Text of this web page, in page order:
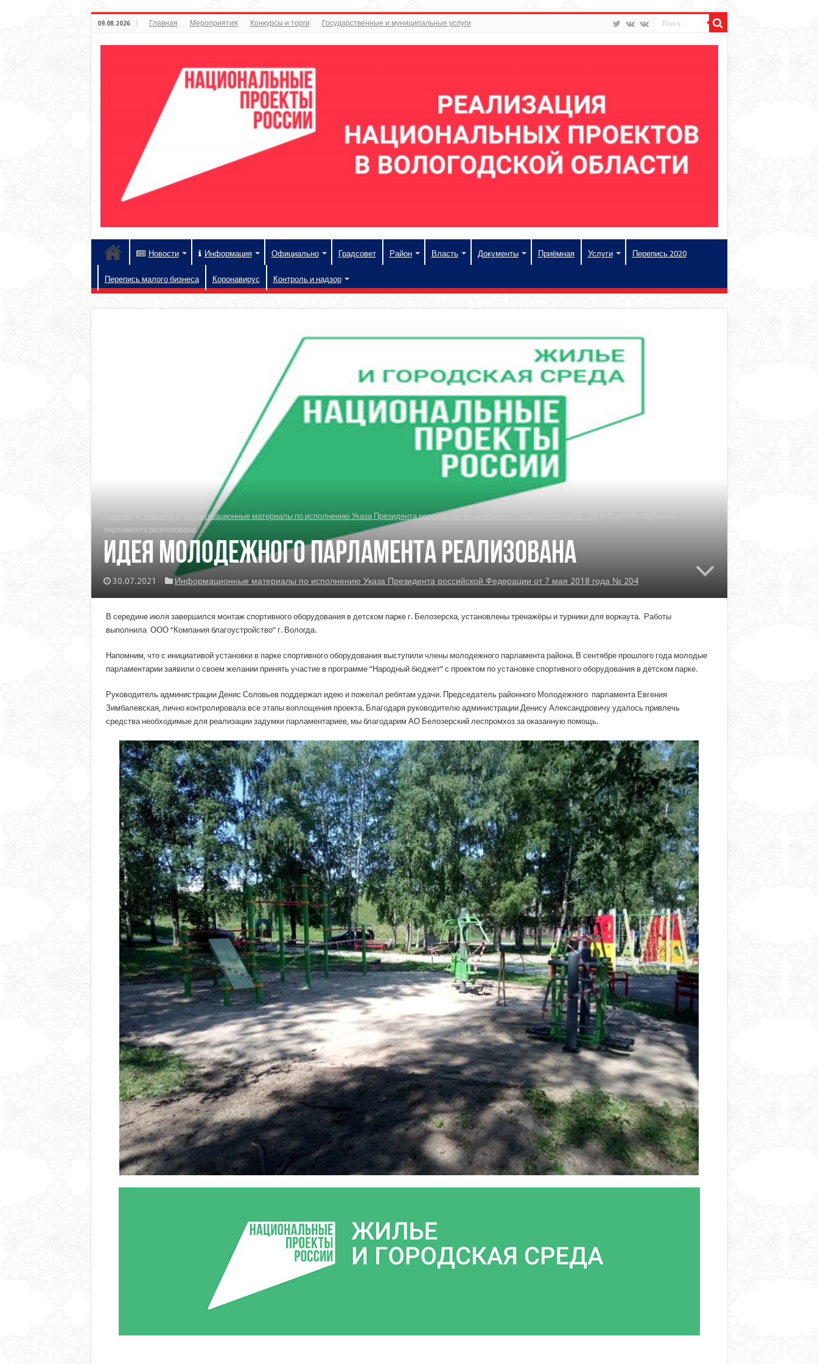
09.08.2026 Главная Мероприятия Конкурсы и торги Государственные и муниципальные услуги
Новости Информация Официально Градсовет Район Власть Документы Приёмная Услуги Перепись 2020
Перепись малого бизнеса Коронавирус Контроль и надзор
Информационные материалы по исполнению Указа Президента российской Федерации от 7 мая 2018 года № 204
парламента реализована
Идея Молодежного парламента реализована
30.07.2021 Информационные материалы по исполнению Указа Президента российской Федерации от 7 мая 2018 года № 204
В середине июля завершился монтаж спортивного оборудования в детском парке г. Белозерска, установлены тренажёры и турники для воркаута. Работы
выполнила ООО “Компания благоустройство” г. Вологда.
Напомним, что с инициативой установки в парке спортивного оборудования выступили члены молодежного парламента района. В сентябре прошлого года молодые
парламентарии заявили о своем желании принять участие в программе “Народный бюджет” с проектом по установке спортивного оборудования в детском парке.
Руководитель администрации Денис Соловьев поддержал идею и пожелал ребятам удачи. Председатель районного Молодежного парламента Евгения
Зимбалевская, лично контролировала все этапы воплощения проекта. Благодаря руководителю администрации Денису Александровичу удалось привлечь
средства необходимые для реализации задумки парламентариев, мы благодарим АО Белозерский леспромхоз за оказанную помощь.